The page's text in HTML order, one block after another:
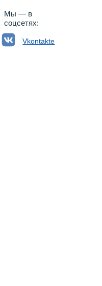
Мы — в
соцсетях:
Vkontakte